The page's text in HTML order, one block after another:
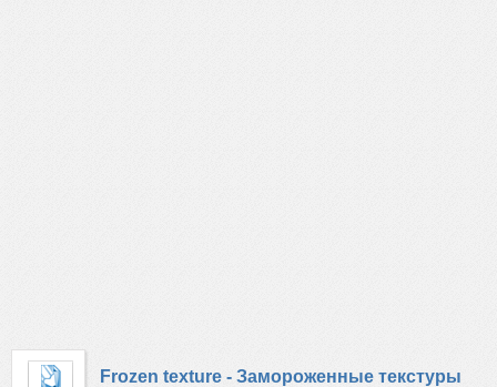
Frozen texture - Замороженные текстуры